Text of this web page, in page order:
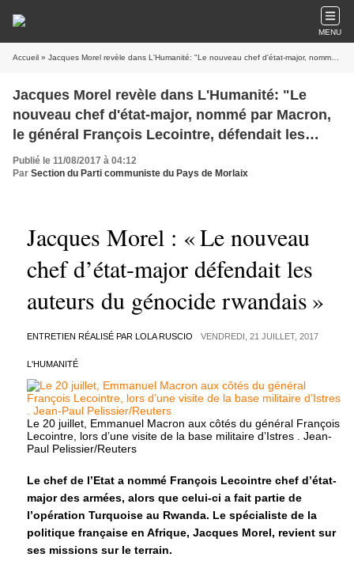
MENU
Accueil » Jacques Morel revèle dans L'Humanité: "Le nouveau chef d'état-major, nommé par Macron, le général François Lecointre, défendait les auteurs du génocide rwandais"
Jacques Morel revèle dans L'Humanité: "Le
nouveau chef d'état-major, nommé par Macron,
le général François Lecointre, défendait les
auteurs du génocide rwandais"
Publié le 11/08/2017 à 04:12
Par Section du Parti communiste du Pays de Morlaix
Jacques Morel : « Le nouveau
chef d’état-major défendait les
auteurs du génocide rwandais »
ENTRETIEN RÉALISÉ PAR LOLA RUSCIO VENDREDI, 21 JUILLET, 2017
L'HUMANITÉ
Le 20 juillet, Emmanuel Macron aux côtés du général François
Lecointre, lors d’une visite de la base militaire d’Istres . Jean-
Paul Pelissier/Reuters
Le chef de l’Etat a nommé François Lecointre chef d’état-
major des armées, alors que celui-ci a fait partie de
l’opération Turquoise au Rwanda. Le spécialiste de la
politique française en Afrique, Jacques Morel, revient sur
ses missions sur le terrain.